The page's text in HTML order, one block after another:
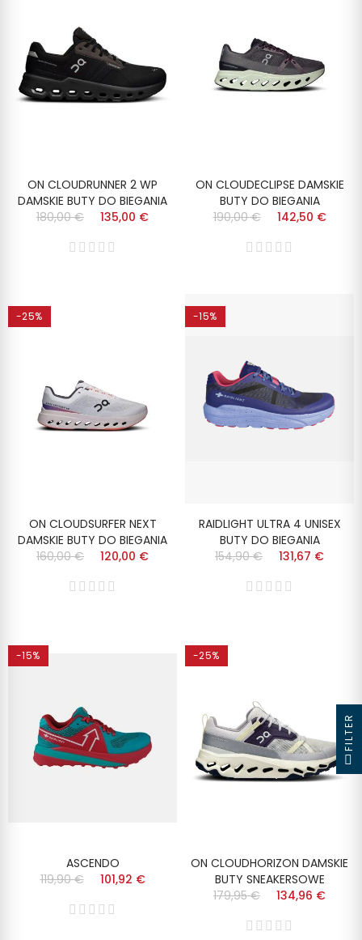
ON CLOUDRUNNER 2 WP
DAMSKIE BUTY DO BIEGANIA
180,00 €
135,00 €
ON CLOUDECLIPSE DAMSKIE
BUTY DO BIEGANIA
190,00 €
142,50 €
-25%
ON CLOUDSURFER NEXT
DAMSKIE BUTY DO BIEGANIA
160,00 €
120,00 €
-15%
RAIDLIGHT ULTRA 4 UNISEX
BUTY DO BIEGANIA
154,90 €
131,67 €
-15%
ASCENDO
119,90 €
101,92 €
-25%
ON CLOUDHORIZON DAMSKIE
BUTY SNEAKERSOWE
179,95 €
134,96 €
FILTER